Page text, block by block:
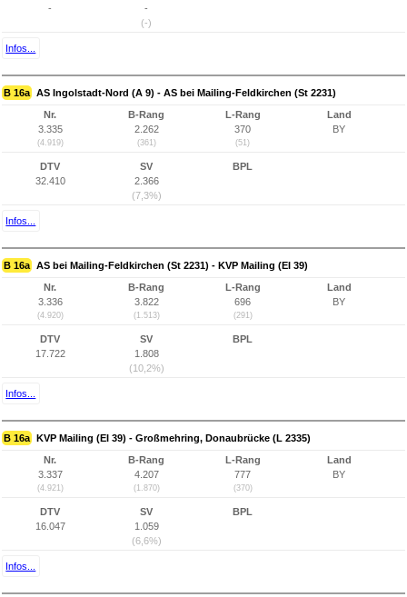
-
-
(-)
Infos...
B 16a AS Ingolstadt-Nord (A 9) - AS bei Mailing-Feldkirchen (St 2231)
Nr.
3.335
(4.919)
B-Rang
2.262
(361)
L-Rang
370
(51)
Land
BY
DTV
32.410
SV
2.366
(7,3%)
BPL
Infos...
B 16a AS bei Mailing-Feldkirchen (St 2231) - KVP Mailing (EI 39)
Nr.
3.336
(4.920)
B-Rang
3.822
(1.513)
L-Rang
696
(291)
Land
BY
DTV
17.722
SV
1.808
(10,2%)
BPL
Infos...
B 16a KVP Mailing (EI 39) - Großmehring, Donaubrücke (L 2335)
Nr.
3.337
(4.921)
B-Rang
4.207
(1.870)
L-Rang
777
(370)
Land
BY
DTV
16.047
SV
1.059
(6,6%)
BPL
Infos...